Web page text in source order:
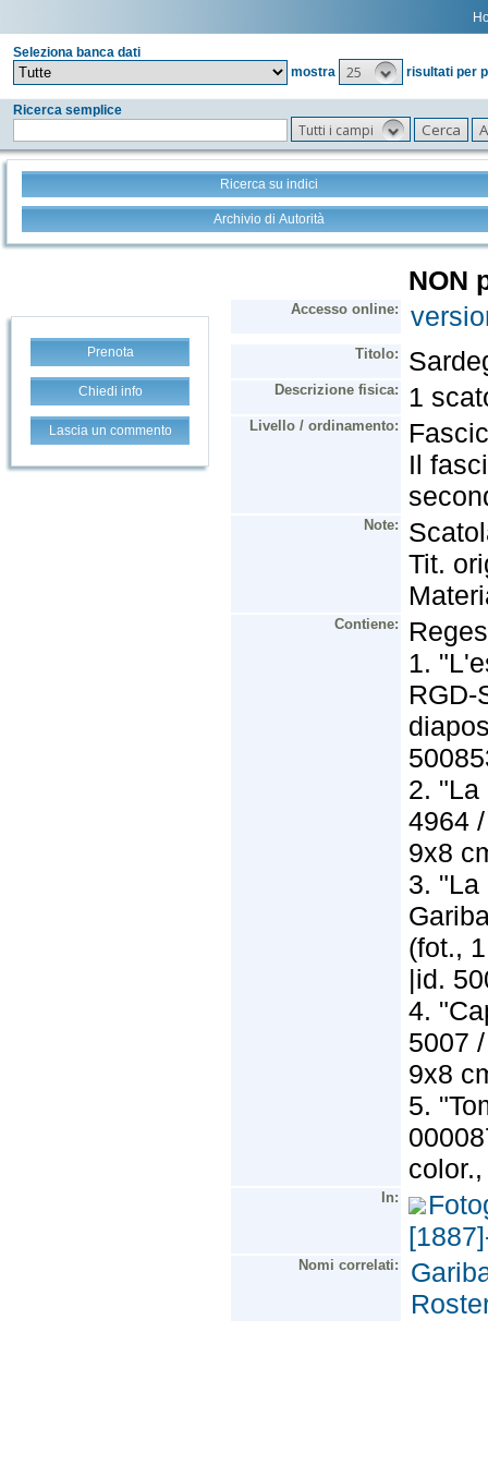
Seleziona banca dati
mostra
25 risultati per
Ricerca semplice
Tutti i campi
Ricerca su indici
Archivio di Autorità
Prenota
Chiedi info
Lascia un commento